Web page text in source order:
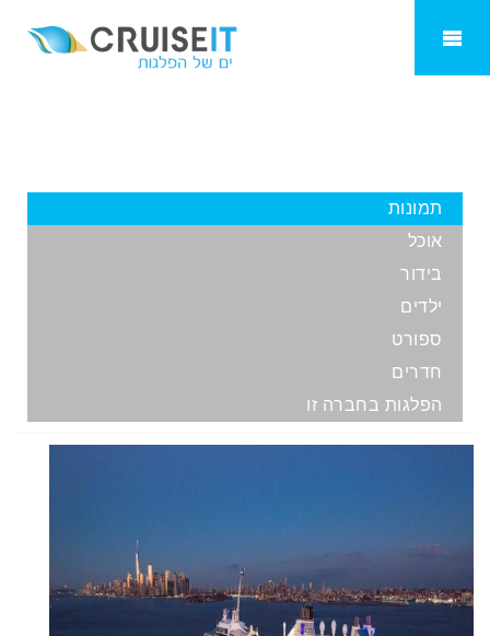
Quantum of the seas
תמונות
אוכל
בידור
ילדים
ספורט
חדרים
הפלגות בחברה זו